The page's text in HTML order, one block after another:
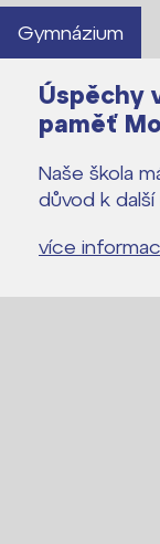
Gymnázium
Úspěchy
paměť
Naše škola
důvod k další
více